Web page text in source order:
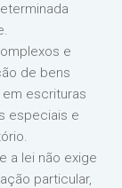
e
de bens
escrituras
especiais e
a lei não exige
particular,